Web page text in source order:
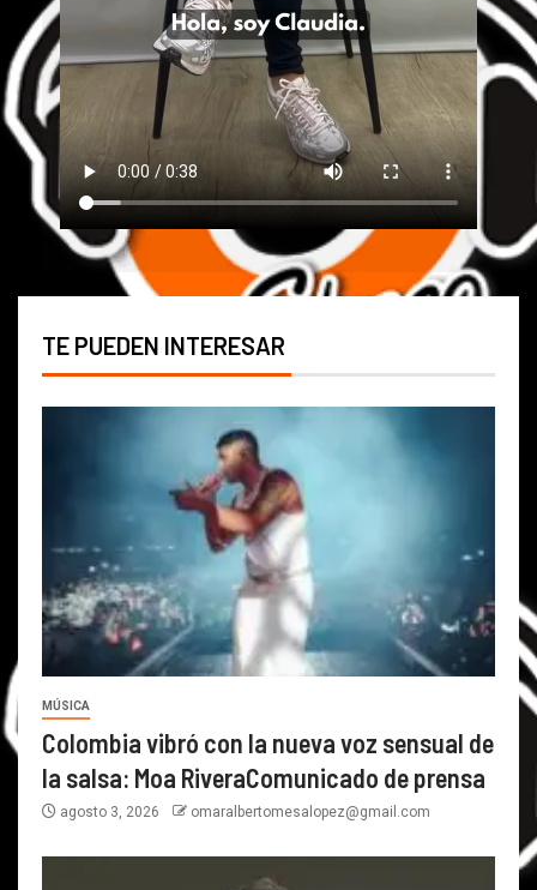
TE PUEDEN INTERESAR
MÚSICA
Colombia vibró con la nueva voz sensual de
la salsa: Moa RiveraComunicado de prensa
agosto 3, 2026 omaralbertomesalopez@gmail.com